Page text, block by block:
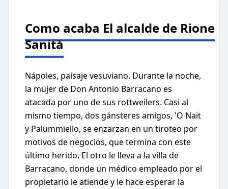
Como acaba El alcalde de Rione
Sanità
Nápoles, paisaje vesuviano. Durante la noche,
la mujer de Don Antonio Barracano es
atacada por uno de sus rottweilers. Casi al
mismo tiempo, dos gánsteres amigos, 'O Nait
y Palummiello, se enzarzan en un tiroteo por
motivos de negocios, que termina con este
último herido. El otro le lleva a la villa de
Barracano, donde un médico empleado por el
propietario le atiende y le hace esperar la